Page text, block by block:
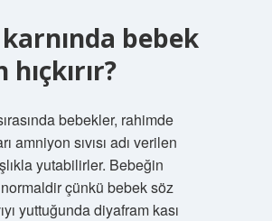
bebek
hıçkırır?
bebekler, rahimde
amniyon sıvısı adı verilen
yutabilirler. Bebeğin
normaldir çünkü bebek söz
yuttuğunda diyafram kası